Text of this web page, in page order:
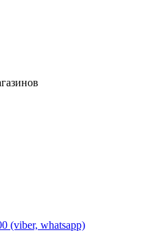
(viber, whatsapp)